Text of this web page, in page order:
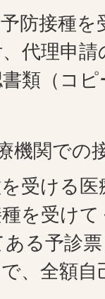
防接種
代理申
類（コ
機関での
受ける
を受け
る予診
、全額